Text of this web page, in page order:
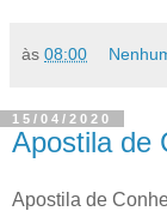
às 08:00
15/04/2020
Apostila de
Apostila de